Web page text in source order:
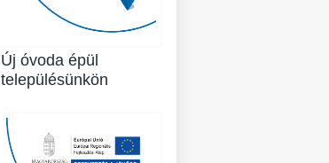
Új óvoda épül
településünkön